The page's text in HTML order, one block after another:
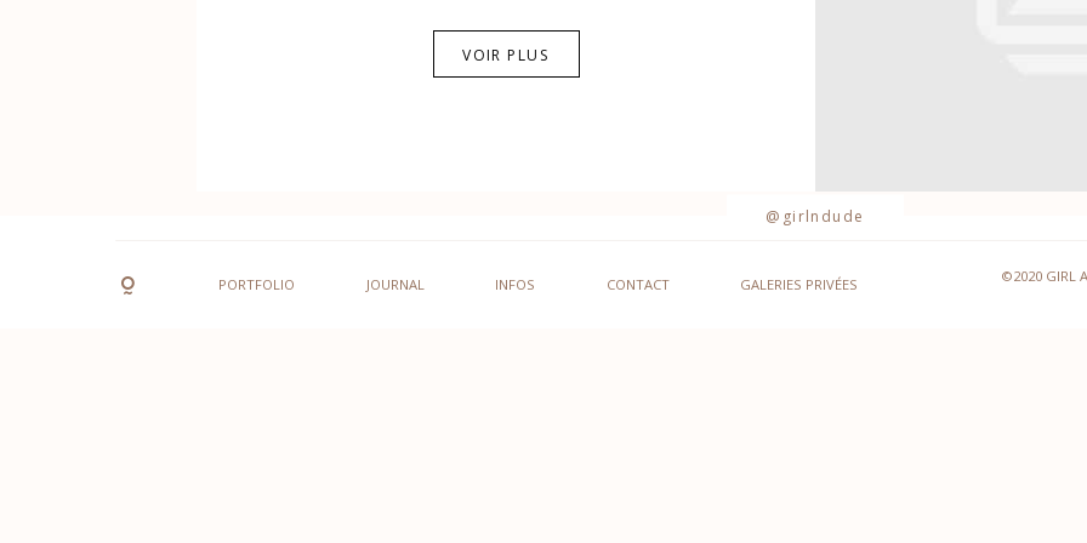
VOIR PLUS
@girlndude
PORTFOLIO JOURNAL INFOS CONTACT GALERIES PRIVÉES ©2020 GIRL